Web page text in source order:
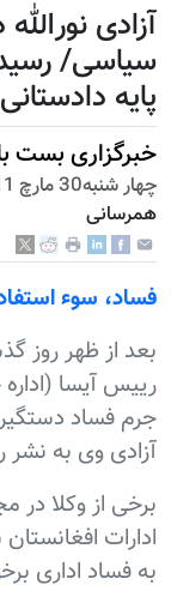
آزادی
سیاسی/
پایه
خبرگزاری بست
چهار شنبه30 مارچ 2011
همرسانی
فساد، سوء
بعد از ظهر روز
رییس آیسا
جرم فساد
آزادی وی به نشر
برخی از وکلا در
ادارات
به فساد اداری